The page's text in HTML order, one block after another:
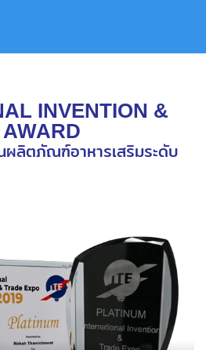
INVENTION &
ลิตภัณฑ์อาหารเสริมระดับ